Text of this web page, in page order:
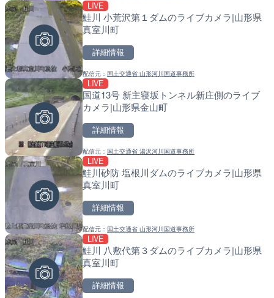
LIVE
鮭川 小荒沢第１ダムのライブカメラ|山形県
真室川町
詳細情報
配信元：国土交通省 山形河川国道事務所
LIVE
国道13号 新主寝坂トンネル新庄側のライブ
カメラ|山形県金山町
詳細情報
配信元：国土交通省 湯沢河川国道事務所
LIVE
鮭川砂防 塩根川ダムのライブカメラ|山形県
真室川町
詳細情報
配信元：国土交通省 山形河川国道事務所
LIVE
鮭川 八敷代第３ダムのライブカメラ|山形県
真室川町
詳細情報
配信元： SBSnews6
LIVE
詳細情報
配信元： ホテルルナコースト
LIVE
淡路島モンキーセンター
詳細情報
配信元： 淡路ザル
LIVE
詳細情報
配信元： 海上保安庁
LIVE
配信元： 福岡県庁県土整備部河川課
LIVE
詳細情報
配信元： 国土交通省 北海道開発局
LIVE
天塩川 岩尾内ダムのライ
詳細情報
配信元： 国土交通省 北海道開発局
LIVE
詳細情報
配信元： 東京都品川区南大井ライブカメ
LIVE停止